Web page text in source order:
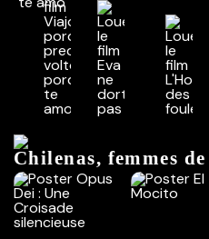
Chilenas, femmes